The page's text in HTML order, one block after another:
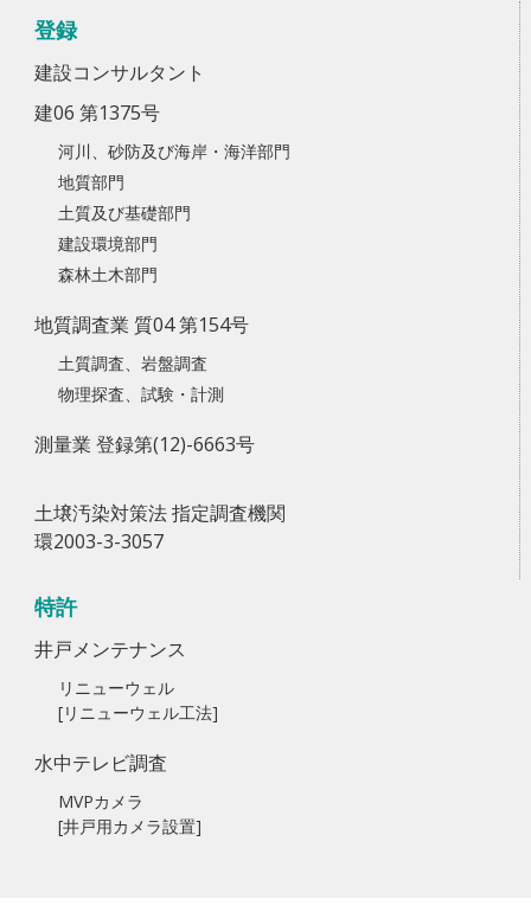
登録
建設コンサルタント
建06 第1375号
河川、砂防及び海岸・海洋部門
地質部門
土質及び基礎部門
建設環境部門
森林土木部門
地質調査業 質04 第154号
土質調査、岩盤調査
物理探査、試験・計測
測量業 登録第(12)-6663号
土壌汚染対策法 指定調査機関
環2003-3-3057
特許
井戸メンテナンス
リニューウェル
[リニューウェル工法]
水中テレビ調査
MVPカメラ
[井戸用カメラ設置]